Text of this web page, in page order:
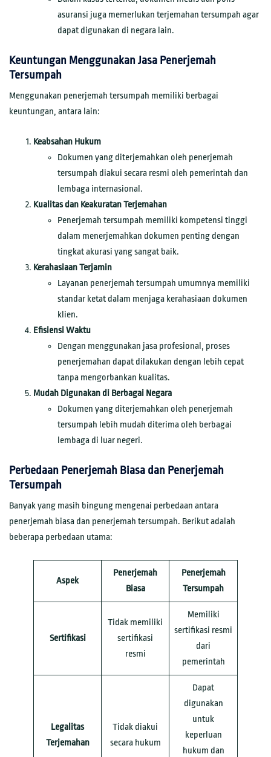
asuransi juga memerlukan terjemahan tersumpah agar
dapat digunakan di negara lain.
Keuntungan Menggunakan Jasa Penerjemah
Tersumpah
Menggunakan penerjemah tersumpah memiliki berbagai
keuntungan, antara lain:
Keabsahan Hukum
Dokumen yang diterjemahkan oleh penerjemah
tersumpah diakui secara resmi oleh pemerintah dan
lembaga internasional.
Kualitas dan Keakuratan Terjemahan
Penerjemah tersumpah memiliki kompetensi tinggi
dalam menerjemahkan dokumen penting dengan
tingkat akurasi yang sangat baik.
Kerahasiaan Terjamin
Layanan penerjemah tersumpah umumnya memiliki
standar ketat dalam menjaga kerahasiaan dokumen
klien.
Efisiensi Waktu
Dengan menggunakan jasa profesional, proses
penerjemahan dapat dilakukan dengan lebih cepat
tanpa mengorbankan kualitas.
Mudah Digunakan di Berbagai Negara
Dokumen yang diterjemahkan oleh penerjemah
tersumpah lebih mudah diterima oleh berbagai
lembaga di luar negeri.
Perbedaan Penerjemah Biasa dan Penerjemah
Tersumpah
Banyak yang masih bingung mengenai perbedaan antara
penerjemah biasa dan penerjemah tersumpah. Berikut adalah
beberapa perbedaan utama:
Aspek
Penerjemah
Biasa
Penerjemah
Tersumpah
Sertifikasi
Tidak memiliki
sertifikasi
resmi
Memiliki
sertifikasi resmi
dari
pemerintah
Legalitas
Terjemahan
Tidak diakui
secara hukum
Dapat
digunakan
untuk
keperluan
hukum dan